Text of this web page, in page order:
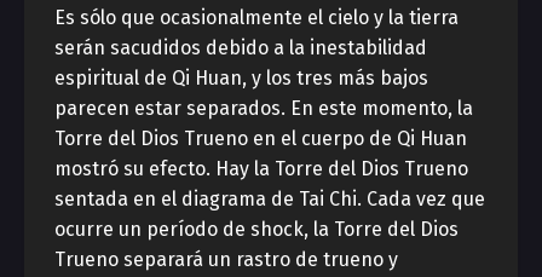
Es sólo que ocasionalmente el cielo y la tierra
serán sacudidos debido a la inestabilidad
espiritual de Qi Huan, y los tres más bajos
parecen estar separados. En este momento, la
Torre del Dios Trueno en el cuerpo de Qi Huan
mostró su efecto. Hay la Torre del Dios Trueno
sentada en el diagrama de Tai Chi. Cada vez que
ocurre un período de shock, la Torre del Dios
Trueno separará un rastro de trueno y